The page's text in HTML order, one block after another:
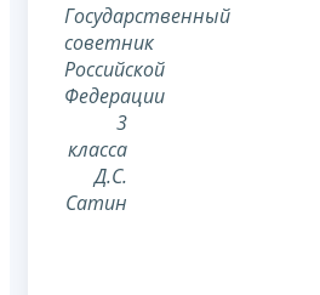
Государственный
советник
Российской
Федерации
3
класса
Д.С.
Сатин